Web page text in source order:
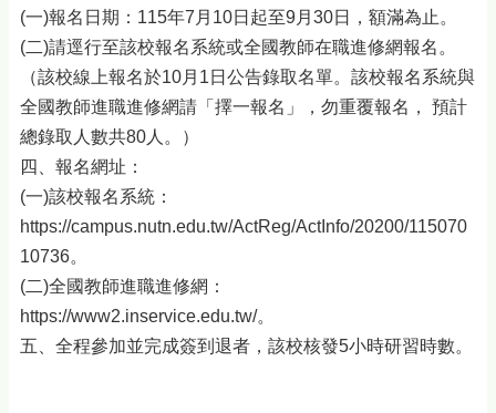
(一)報名日期：115年7月10日起至9月30日，額滿為止。
(二)請逕行至該校報名系統或全國教師在職進修網報名。
（該校線上報名於10月1日公告錄取名單。該校報名系統與
全國教師進職進修網請「擇一報名」，勿重覆報名， 預計
總錄取人數共80人。）
四、報名網址：
(一)該校報名系統：
https://campus.nutn.edu.tw/ActReg/ActInfo/20200/115070
10736。
(二)全國教師進職進修網：
https://www2.inservice.edu.tw/。
五、全程參加並完成簽到退者，該校核發5小時研習時數。